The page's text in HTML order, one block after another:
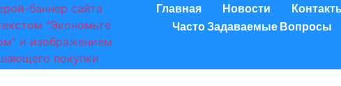
Главная Новости
Часто Задаваемые Вопросы